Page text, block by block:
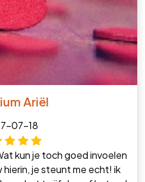
Ariël
07-18
kun je toch goed invoelen
je steunt me echt! ik